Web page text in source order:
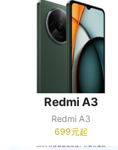
Redmi A3
Redmi A3
699元起